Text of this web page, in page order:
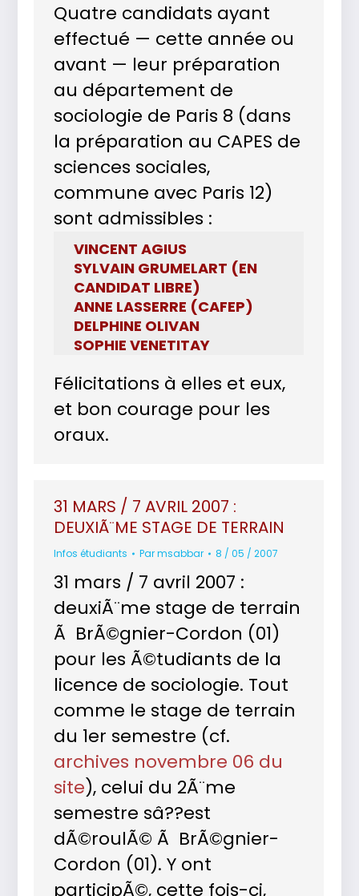
Quatre candidats ayant
effectué — cette année ou
avant — leur préparation
au département de
sociologie de Paris 8 (dans
la préparation au CAPES de
sciences sociales,
commune avec Paris 12)
sont admissibles :
VINCENT AGIUS
SYLVAIN GRUMELART (EN
CANDIDAT LIBRE)
ANNE LASSERRE (CAFEP)
DELPHINE OLIVAN
SOPHIE VENETITAY
Félicitations à elles et eux,
et bon courage pour les
oraux.
31 MARS / 7 AVRIL 2007 :
DEUXIÃ¨ME STAGE DE TERRAIN
Infos étudiants Parmsabbar 8 / 05 / 2007
31 mars / 7 avril 2007 :
deuxiÃ¨me stage de terrain
Ã BrÃ©gnier-Cordon (01)
pour les Ã©tudiants de la
licence de sociologie. Tout
comme le stage de terrain
du 1er semestre (cf.
archives novembre 06 du
site), celui du 2Ã¨me
semestre sâ??est
dÃ©roulÃ© Ã BrÃ©gnier-
Cordon (01). Y ont
participÃ©, cette fois-ci,